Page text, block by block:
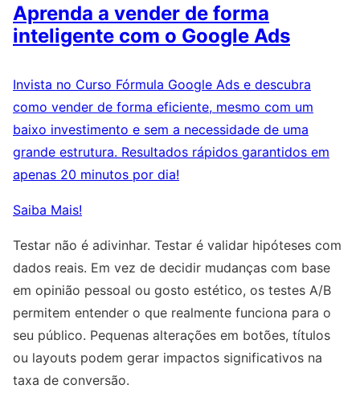
Aprenda a vender de forma
inteligente com o Google Ads
Invista no Curso Fórmula Google Ads e descubra
como vender de forma eficiente, mesmo com um
baixo investimento e sem a necessidade de uma
grande estrutura. Resultados rápidos garantidos em
apenas 20 minutos por dia!
Saiba Mais!
Testar não é adivinhar. Testar é validar hipóteses com
dados reais. Em vez de decidir mudanças com base
em opinião pessoal ou gosto estético, os testes A/B
permitem entender o que realmente funciona para o
seu público. Pequenas alterações em botões, títulos
ou layouts podem gerar impactos significativos na
taxa de conversão.